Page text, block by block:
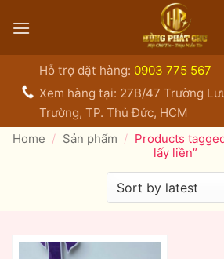
qua
Hỗ trợ đặt hàng: 0903 775 567
Xem hàng tại: 27B/47 Trường
Trường, TP. Thủ Đức, HCM
Home / Sản phẩm / Products
lấy liền”